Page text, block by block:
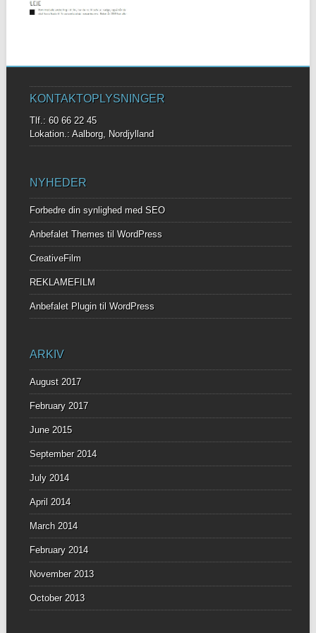
KONTAKTOPLYSNINGER
Tlf.: 60 66 22 45
Lokation.: Aalborg, Nordjylland
NYHEDER
Forbedre din synlighed med SEO
Anbefalet Themes til WordPress
CreativeFilm
REKLAMEFILM
Anbefalet Plugin til WordPress
ARKIV
August 2017
February 2017
June 2015
September 2014
July 2014
April 2014
March 2014
February 2014
November 2013
October 2013